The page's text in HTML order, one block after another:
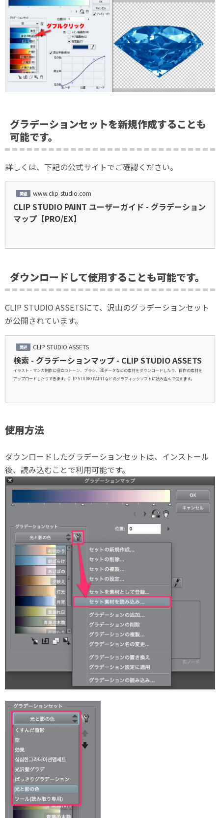
グラデーションセットを新規作成することも
可能です。
詳しくは、下記の公式サイトでご確認ください。
www.clip-studio.com
CLIP STUDIO PAINT ユーザーガイド - グラデーション
マップ【PRO/EX】
ダウンロードして使用することも可能です。
CLIP STUDIO ASSETSにて、沢山のグラデーションセット
が公開されています。
CLIP STUDIO ASSETS
検索 - グラデーションマップ - CLIP STUDIO ASSETS
イラスト・マンガ制作に役立つトーン、ブラシ、3Dデータなどの素材をダウンロードしたり、自作の素材を
アップロードしたりできます。CLIP STUDIO PAINTなどのグラフィックソフトに読み込んで使えます。
使用方法
ダウンロードしたグラデーションセットは、インストール
後、読み込むことで利用可能です。